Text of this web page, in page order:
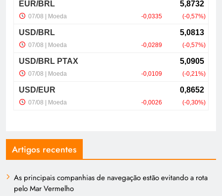
Artigos recentes
As principais companhias de navegação estão evitando a rota
pelo Mar Vermelho